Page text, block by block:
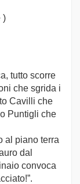
)
tutto scorre
che sgrida i
Cavilli che
Puntigli che
al piano terra
dal
convoca